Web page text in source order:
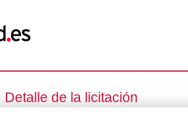
Detalle de la licitación